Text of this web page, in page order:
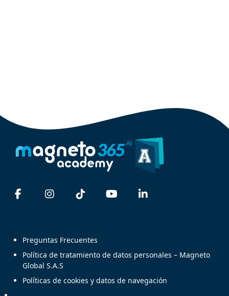
Bloques
Preguntas Frecuentes
Política de tratamiento de datos personales – Magneto
Global S.A.S
Políticas de cookies y datos de navegación